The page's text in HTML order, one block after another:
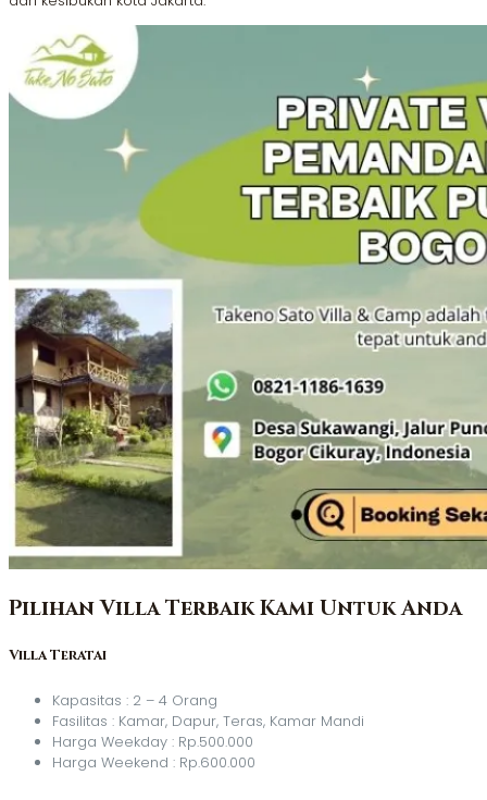
Pilihan Villa Terbaik Kami Untuk Anda
Villa Teratai
Kapasitas : 2 – 4 Orang
Fasilitas : Kamar, Dapur, Teras, Kamar Mandi
Harga Weekday : Rp.500.000
Harga Weekend : Rp.600.000